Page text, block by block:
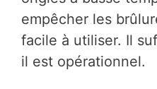
empêcher les
facile à utiliser. Il
il est opérationnel.